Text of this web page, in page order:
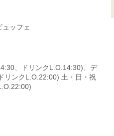
ッフェ
、ドリンクL.O.14:30)、デ
リンクL.O.22:00) 土・日・祝